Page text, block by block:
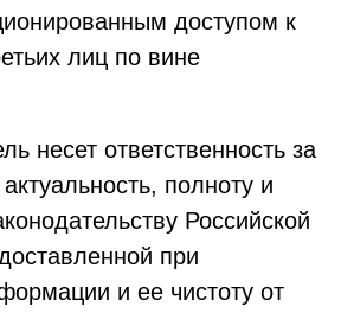
доступом к
лиц по вине
несет ответственность за
полноту и
Российской
при
и ее чистоту от